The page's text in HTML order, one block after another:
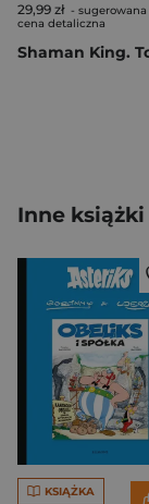
29,99 zł - sugerowana
cena detaliczna
Inne książki
KSIĄŻKA